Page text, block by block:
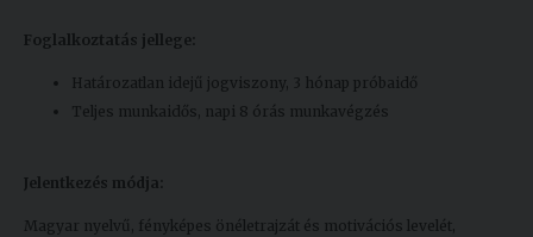
Foglalkoztatás jellege:
Határozatlan idejű jogviszony, 3 hónap próbaidő
Teljes munkaidős, napi 8 órás munkavégzés
Jelentkezés módja:
Magyar nyelvű, fényképes önéletrajzát és motivációs levelét,